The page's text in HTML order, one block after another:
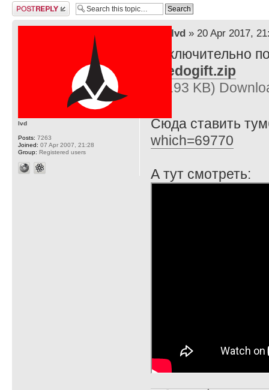
Post a reply
lvd» 20 Apr 2017,
Исключительно
nedogift.zip
(11.93 KB)
Сюда ставить
which=69770
А тут смотреть:
lvd
Posts: 7263
Joined: 07 Apr 2007, 21:28
Group: Registered users